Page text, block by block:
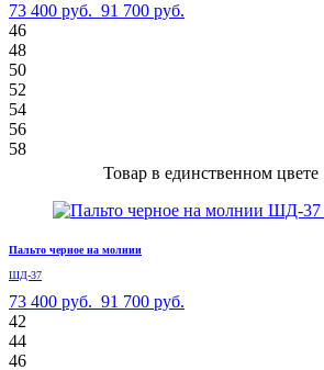
73 400 руб. 91 700 руб.
46
48
50
52
54
56
58
Товар в единственном цвете
Пальто черное на молнии
ШД-37
73 400 руб. 91 700 руб.
42
44
46